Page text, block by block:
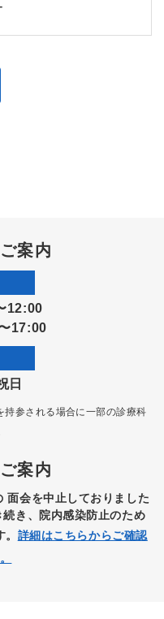
案内
12:00
17:00
日
参される場合に一部の診療科
案内
面会を中止しておりました
続き、院内感染防止のため
詳細はこちらからご確認